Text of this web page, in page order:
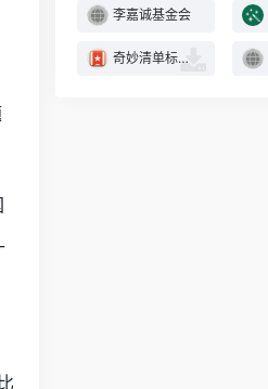
李嘉诚基金会
奇妙清单标签页 Wunderlist New Tab